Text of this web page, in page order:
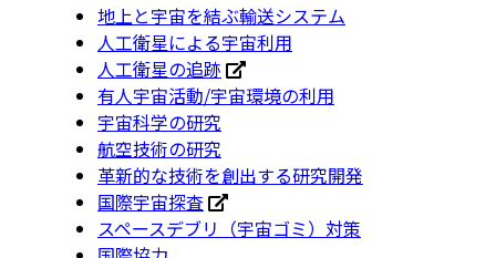
地上と宇宙を結ぶ輸送システム
人工衛星による宇宙利用
人工衛星の追跡
有人宇宙活動/宇宙環境の利用
宇宙科学の研究
航空技術の研究
革新的な技術を創出する研究開発
国際宇宙探査
スペースデブリ（宇宙ゴミ）対策